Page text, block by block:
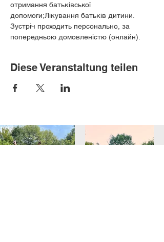
отримання батьківської
допомоги;Лікування батьків дитини.
Зустріч проходить персонально, за
попередньою домовленістю (онлайн).
Diese Veranstaltung teilen